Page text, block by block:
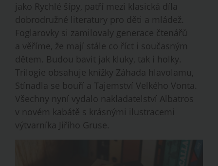
jako Rychlé šípy, patří mezi klasická díla
dobrodružné literatury pro děti a mládež.
Foglarovky si zamilovaly generace čtenářů
a věříme, že mají stále co říct i současným
dětem. Budou bavit jak kluky, tak i holky.
Trilogie obsahuje knížky Záhada hlavolamu,
Stínadla se bouří a Tajemství Velkého Vonta.
Všechny nyní vydalo nakladatelství Albatros
v novém kabátě s krásnými ilustracemi
výtvarníka Jiřího Gruse.